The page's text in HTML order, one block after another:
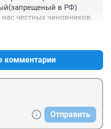
в РФ)
честных чиновников.
комментарии
Отправить